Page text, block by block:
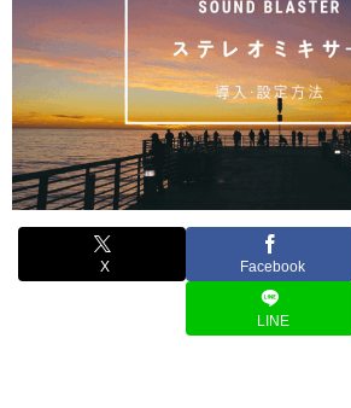
X Facebook
LINE